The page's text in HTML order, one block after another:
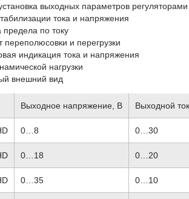
выходных параметров
тока и напряжения
предела по току
переполюсовки и перегрузки
индикация тока и напряжения
нагрузки
внешний вид
Выходное напряжение, В Выходной
0…8 0…30
0…18 0…20
0…35 0…10